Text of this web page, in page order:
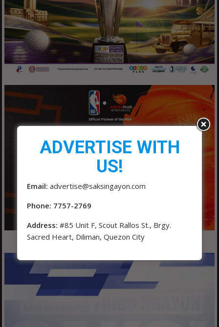
ADVERTISE WITH
US!
Email: advertise@saksingayon.com
Phone: 7757-2769
Address: #85 Unit F, Scout Rallos St., Brgy.
Sacred Heart, Diliman, Quezon City